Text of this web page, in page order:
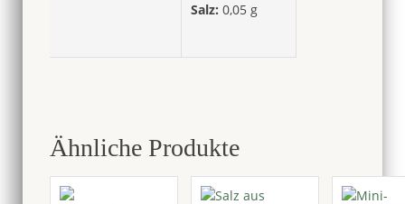
Salz: 0,05 g
Ähnliche Produkte